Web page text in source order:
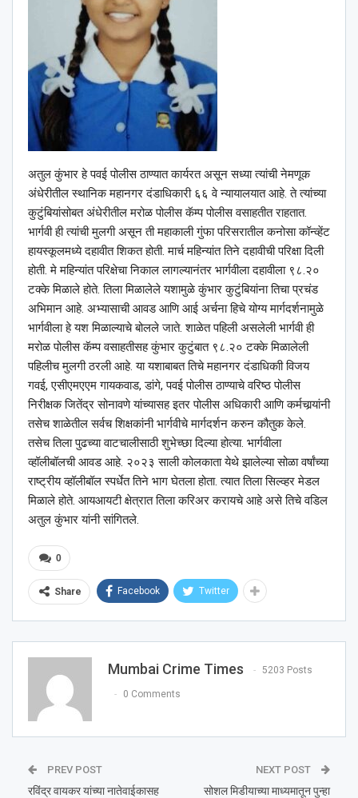
अतुल कुंभार हे पवई पोलीस ठाण्यात कार्यरत असून सध्या त्यांची नेमणूक
अंधेरीतील स्थानिक महानगर दंडाधिकारी ६६ वे न्यायालयात आहे. ते त्यांच्या
कुटुंबियांसोबत अंधेरीतील मरोळ पोलीस कॅम्प पोलीस वसाहतीत राहतात.
भार्गवी ही त्यांची मुलगी असून ती महाकाली गुंफा परिसरातील कनोसा कॉन्व्हेंट
हायस्कूलमध्ये दहावीत शिकत होती. मार्च महिन्यांत तिने दहावीची परिक्षा दिली
होती. मे महिन्यांत परिक्षेचा निकाल लागल्यानंतर भार्गवीला दहावीला ९८.२०
टक्के मिळाले होते. तिला मिळालेले यशामुळे कुंभार कुटुंबियांना तिचा प्रचंड
अभिमान आहे. अभ्यासाची आवड आणि आई अर्चना हिचे योग्य मार्गदर्शनामुळे
भार्गवीला हे यश मिळाल्याचे बोलले जाते. शाळेत पहिली असलेली भार्गवी ही
मरोळ पोलीस कॅम्प वसाहतीसह कुंभार कुटुंबात ९८.२० टक्के मिळालेली
पहिलीच मुलगी ठरली आहे. या यशाबाबत तिचे महानगर दंडाधिकाी विजय
गवई, एसीएमएएम गायकवाड, डांगे, पवई पोलीस ठाण्याचे वरिष्ठ पोलीस
निरीक्षक जितेंद्र सोनावणे यांच्यासह इतर पोलीस अधिकारी आणि कर्मचार्‍यांनी
तसेच शाळेतील सर्वच शिक्षकांनी भार्गवीचे मार्गदर्शन करुन कौतुक केले.
तसेच तिला पुढच्या वाटचालीसाठी शुभेच्छा दिल्या होत्या. भार्गवीला
व्हॉलीबॉलची आवड आहे. २०२३ साली कोलकाता येथे झालेल्या सोळा वर्षांच्या
राष्ट्रीय व्हॉलीबॉल स्पर्धेत तिने भाग घेतला होता. त्यात तिला सिल्व्हर मेडल
मिळाले होते. आयआयटी क्षेत्रात तिला करिअर करायचे आहे असे तिचे वडिल
अतुल कुंभार यांनी सांगितले.
0
Share Facebook Twitter
Mumbai Crime Times 5203 Posts
0 Comments
PREV POST
रविंद्र वायकर यांच्या नातेवाईकासह
NEXT POST
सोशल मिडीयाच्या माध्यमातून पुन्हा